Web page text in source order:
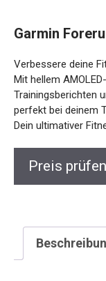
Smartwatch
Verbessere deine
165. Mit hellem
Trainingsberichten
dich perfekt bei
Gesundheit. Dein
Preis prüfen